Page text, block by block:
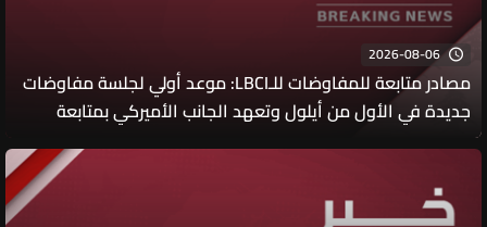
2026-08-06
مصادر متابعة للمفاوضات للـLBCI: موعد أولي لجلسة مفاوضات
جديدة في الأول من أيلول وتعهد الجانب الأميركي بمتابعة